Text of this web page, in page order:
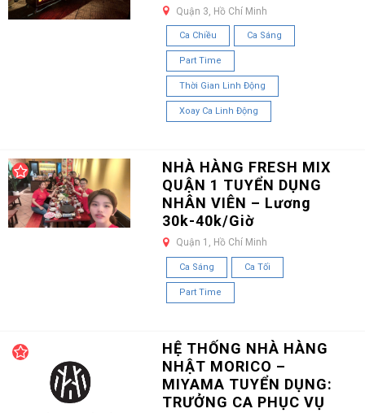
Quận 3, Hồ Chí Minh
Ca Chiều Ca Sáng
Part Time
Thời Gian Linh Động
Xoay Ca Linh Động
NHÀ HÀNG FRESH MIX
QUẬN 1 TUYỂN DỤNG
NHÂN VIÊN – Lương
30k-40k/Giờ
Quận 1, Hồ Chí Minh
Ca Sáng Ca Tối
Part Time
HỆ THỐNG NHÀ HÀNG
NHẬT MORICO –
MIYAMA TUYỂN DỤNG:
TRƯỞNG CA PHỤC VỤ